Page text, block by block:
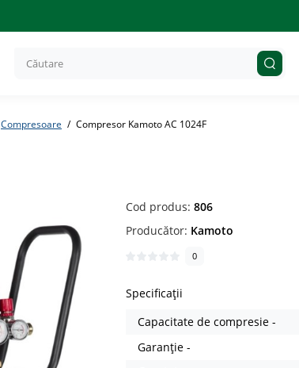
Compresoare Compresor Kamoto AC 1024F
Cod produs:806
Producător: Kamoto
0
Specificații
Capacitate de compresie -
Garanție -